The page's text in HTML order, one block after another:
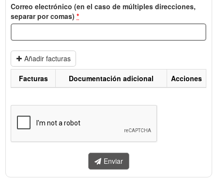
Correo electrónico (en el caso de múltiples direcciones,
separar por comas) *
Añadir facturas
enviar.
Facturas Documentación adicional Acciones
Enviar